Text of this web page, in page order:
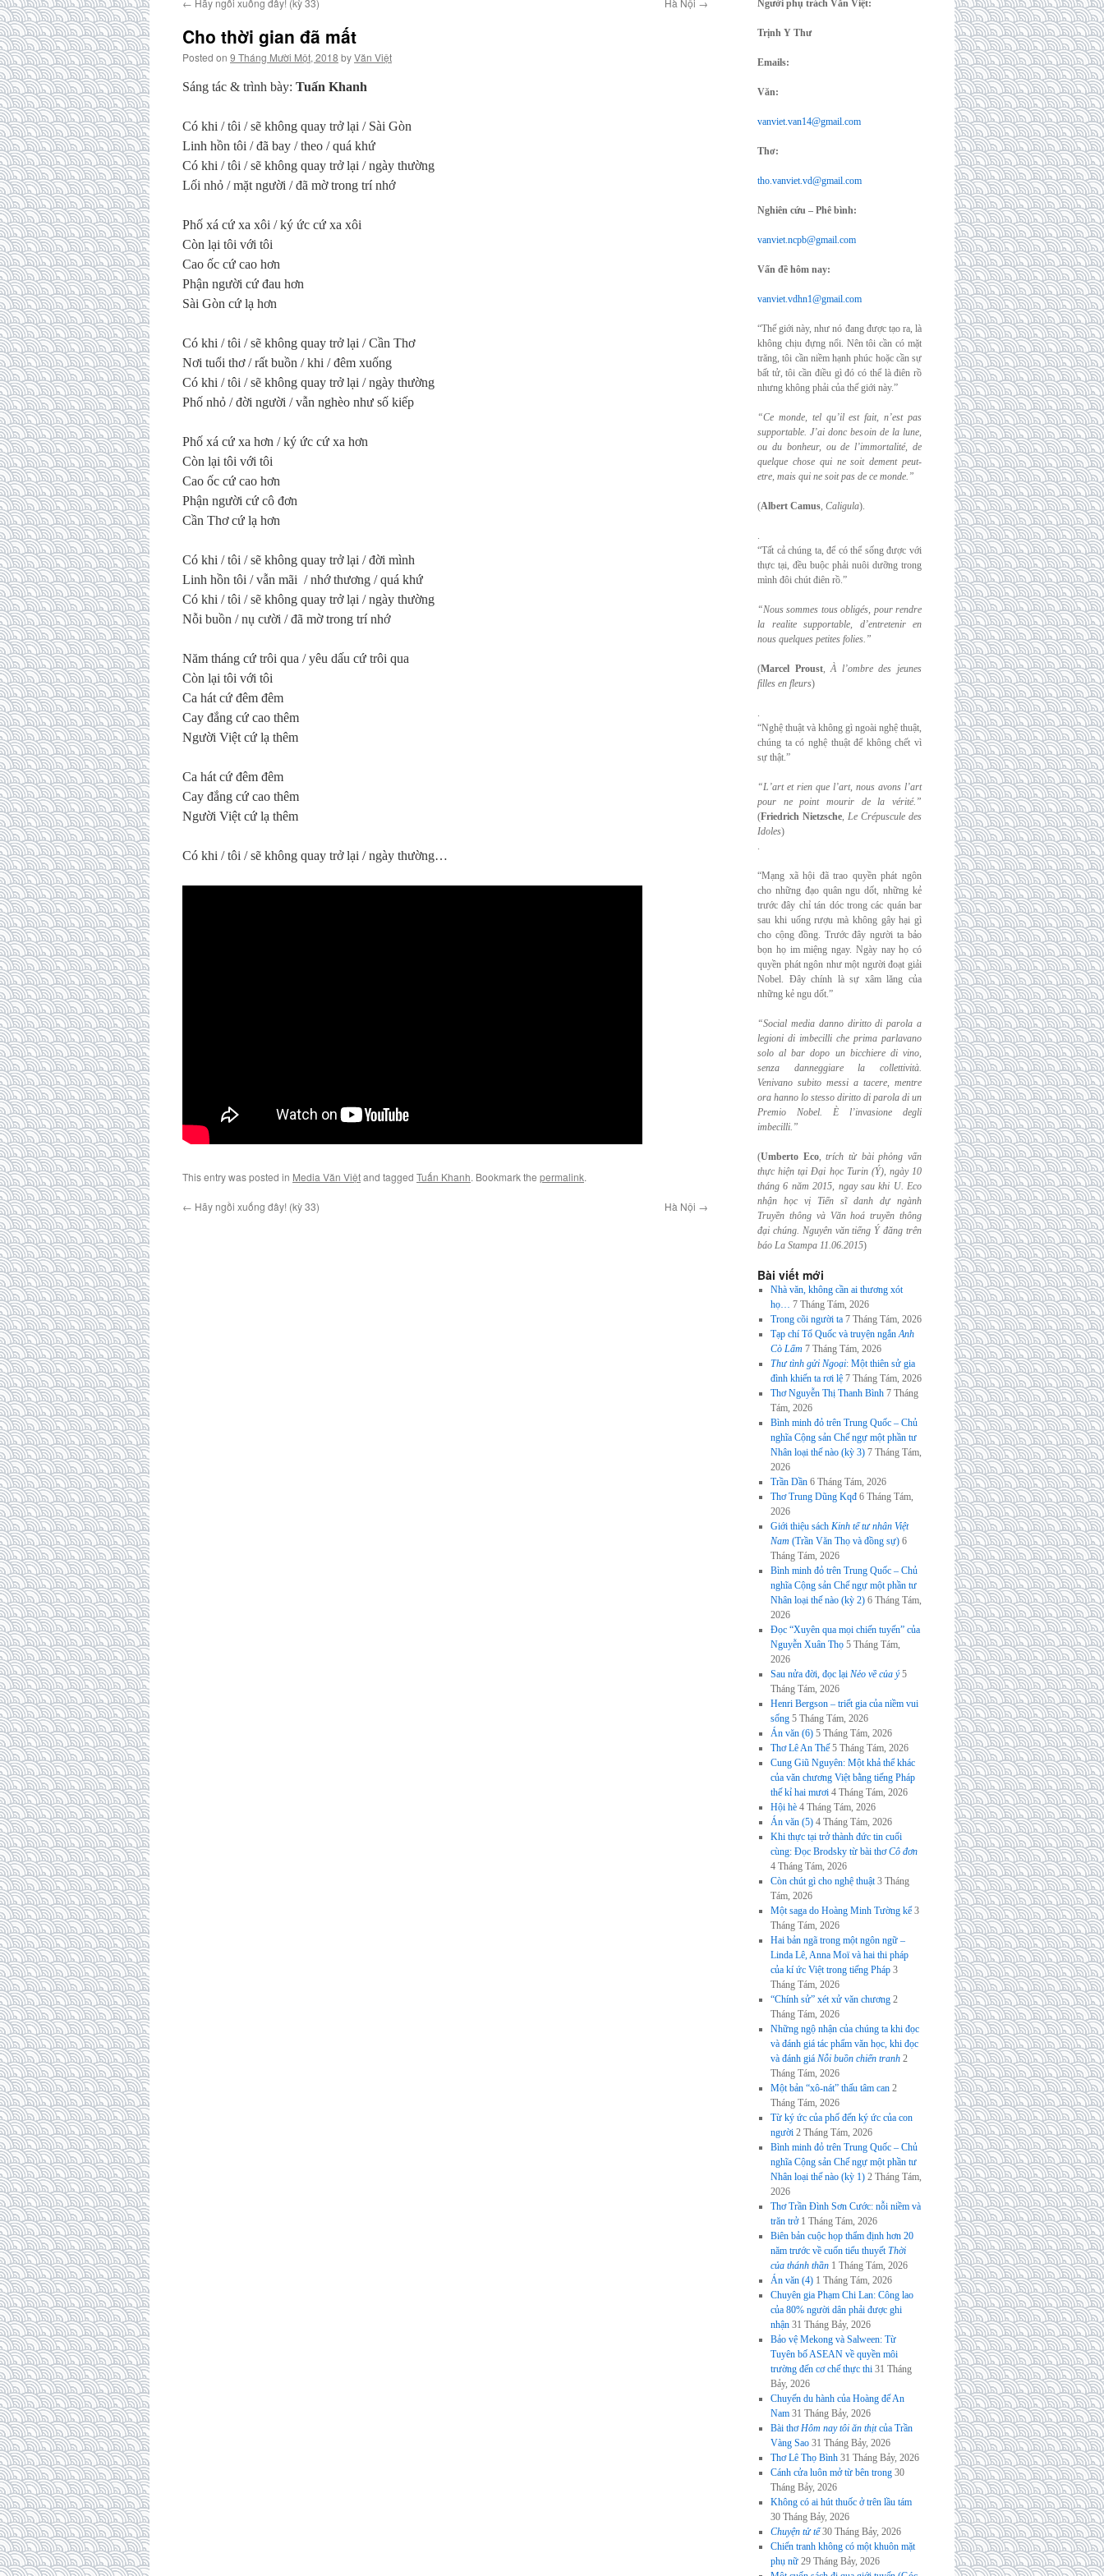
← Hãy ngồi xuống đây! (kỳ 33) Hà Nội →
Cho thời gian đã mất
Posted on 9 Tháng Mười Một, 2018 byVăn Việt
Sáng tác & trình bày: Tuấn Khanh
Có khi / tôi / sẽ không quay trở lại / Sài Gòn
Linh hồn tôi / đã bay / theo / quá khứ
Có khi / tôi / sẽ không quay trở lại / ngày thường
Lối nhỏ / mặt người / đã mờ trong trí nhớ
Phố xá cứ xa xôi / ký ức cứ xa xôi
Còn lại tôi với tôi
Cao ốc cứ cao hơn
Phận người cứ đau hơn
Sài Gòn cứ lạ hơn
Có khi / tôi / sẽ không quay trở lại / Cần Thơ
Nơi tuổi thơ / rất buồn / khi / đêm xuống
Có khi / tôi / sẽ không quay trở lại / ngày thường
Phố nhỏ / đời người / vẫn nghèo như số kiếp
Phố xá cứ xa hơn / ký ức cứ xa hơn
Còn lại tôi với tôi
Cao ốc cứ cao hơn
Phận người cứ cô đơn
Cần Thơ cứ lạ hơn
Có khi / tôi / sẽ không quay trở lại / đời mình
Linh hồn tôi / vẫn mãi / nhớ thương / quá khứ
Có khi / tôi / sẽ không quay trở lại / ngày thường
Nỗi buồn / nụ cười / đã mờ trong trí nhớ
Năm tháng cứ trôi qua / yêu dấu cứ trôi qua
Còn lại tôi với tôi
Ca hát cứ đêm đêm
Cay đắng cứ cao thêm
Người Việt cứ lạ thêm
Ca hát cứ đêm đêm
Cay đắng cứ cao thêm
Người Việt cứ lạ thêm
Có khi / tôi / sẽ không quay trở lại / ngày thường…
This entry was posted in Media Văn Việtand tagged Tuấn Khanh. Bookmark the permalink.
← Hãy ngồi xuống đây! (kỳ 33) Hà Nội →
Người phụ trách Văn Việt:
Trịnh Y Thư
Emails:
Văn:
vanviet.van14@gmail.com
Thơ:
tho.vanviet.vd@gmail.com
Nghiên cứu – Phê bình:
vanviet.ncpb@gmail.com
Vấn đề hôm nay:
vanviet.vdhn1@gmail.com
“Thế giới này, như nó đang được tạo ra, là
không chịu đựng nổi. Nên tôi cần có mặt
trăng, tôi cần niềm hạnh phúc hoặc cần sự
bất tử, tôi cần điều gì đó có thể là điên rồ
nhưng không phải của thế giới này.”
“Ce monde, tel qu’il est fait, n’est pas
supportable. J’ai donc besoin de la lune,
ou du bonheur, ou de l’immortalité, de
quelque chose qui ne soit dement peut-
etre, mais qui ne soit pas de ce monde.”
(Albert Camus, Caligula).
.
“Tất cả chúng ta, để có thể sống được với
thực tại, đều buộc phải nuôi dưỡng trong
mình đôi chút điên rồ.”
“Nous sommes tous obligés, pour rendre
la realite supportable, d’entretenir en
nous quelques petites folies.”
(Marcel Proust,À l’ombre des jeunes
filles en fleurs)
.
“Nghệ thuật và không gì ngoài nghệ thuật,
chúng ta có nghệ thuật để không chết vì
sự thật.”
“L’art et rien que l’art, nous avons l’art
pour ne point mourir de la vérité.”
(Friedrich Nietzsche, Le Crépuscule des
Idoles)
.
“Mạng xã hội đã trao quyền phát ngôn
cho những đạo quân ngu dốt, những kẻ
trước đây chỉ tán dóc trong các quán bar
sau khi uống rượu mà không gây hại gì
cho cộng đồng. Trước đây người ta bảo
bọn họ im miệng ngay. Ngày nay họ có
quyền phát ngôn như một người đoạt giải
Nobel. Đây chính là sự xâm lăng của
những kẻ ngu dốt.”
“Social media danno diritto di parola a
legioni di imbecilli che prima parlavano
solo albar dopo un bicchiere di vino,
senza danneggiare la collettività.
Venivano subito messi a tacere, mentre
ora hanno lo stesso diritto di parola di un
Premio Nobel. È l’invasione degli
imbecilli.”
(Umberto Eco,trích từ bài phỏng vấn
thực hiện tại Đại học Turin (Ý), ngày 10
tháng 6 năm 2015, ngay sau khi U. Eco
nhận học vị Tiến sĩ danh dự ngành
Truyền thông và Văn hoá truyền thông
đại chúng. Nguyên văn tiếng Ý đăng trên
báo La Stampa 11.06.2015)
Bài viết mới
Nhà văn, không cần ai thương xót
họ… 7 Tháng Tám, 2026
Trong cõi người ta 7 Tháng Tám, 2026
Tạp chí Tổ Quốc và truyện ngắnAnh
Cò Lấm 7 Tháng Tám, 2026
Thư tình gửi Ngoại: Một thiên sử gia
đình khiến ta rơi lệ 7 Tháng Tám, 2026
Thơ Nguyễn Thị Thanh Bình 7 Tháng
Tám, 2026
Bình minh đỏ trên Trung Quốc – Chủ
nghĩa Cộng sản Chế ngự một phần tư
Nhân loại thế nào (kỳ 3) 7 Tháng Tám,
2026
Trần Dần 6 Tháng Tám, 2026
Thơ Trung Dũng Kqđ 6 Tháng Tám,
2026
Giới thiệu sách Kinh tế tư nhân Việt
Nam (Trần Văn Thọ và đồng sự) 6
Tháng Tám, 2026
Bình minh đỏ trên Trung Quốc – Chủ
nghĩa Cộng sản Chế ngự một phần tư
Nhân loại thế nào (kỳ 2) 6 Tháng Tám,
2026
Đọc “Xuyên qua mọi chiến tuyến” của
Nguyễn Xuân Thọ 5 Tháng Tám,
2026
Sau nửa đời, đọc lại Nẻo về của ý 5
Tháng Tám, 2026
Henri Bergson – triết gia của niềm vui
sống 5 Tháng Tám, 2026
Án văn (6) 5 Tháng Tám, 2026
Thơ Lê An Thế 5 Tháng Tám, 2026
Cung Giũ Nguyên: Một khả thể khác
của văn chương Việt bằng tiếng Pháp
thế kỉ hai mươi 4 Tháng Tám, 2026
Hội hè 4 Tháng Tám, 2026
Án văn (5) 4 Tháng Tám, 2026
Khi thực tại trở thành đức tin cuối
cùng: Đọc Brodsky từ bài thơCô đơn
4 Tháng Tám, 2026
Còn chút gì cho nghệ thuật 3 Tháng
Tám, 2026
Một saga do Hoàng Minh Tường kể 3
Tháng Tám, 2026
Hai bản ngã trong một ngôn ngữ –
Linda Lê, Anna Moï và hai thi pháp
của kí ức Việt trong tiếng Pháp 3
Tháng Tám, 2026
“Chính sử” xét xử văn chương 2
Tháng Tám, 2026
Những ngộ nhận của chúng ta khi đọc
và đánh giá tác phẩm văn học, khi đọc
và đánh giá Nỗi buồn chiến tranh 2
Tháng Tám, 2026
Một bản “xô-nát” thấu tâm can 2
Tháng Tám, 2026
Từ ký ức của phố đến ký ức của con
người 2 Tháng Tám, 2026
Bình minh đỏ trên Trung Quốc – Chủ
nghĩa Cộng sản Chế ngự một phần tư
Nhân loại thế nào (kỳ 1) 2 Tháng Tám,
2026
Thơ Trần Đình Sơn Cước: nỗi niềm và
trăn trở 1 Tháng Tám, 2026
Biên bản cuộc họp thẩm định hơn 20
năm trước về cuốn tiểu thuyếtThời
của thánh thần 1 Tháng Tám, 2026
Án văn (4) 1 Tháng Tám, 2026
Chuyên gia Phạm Chi Lan: Công lao
của 80% người dân phải được ghi
nhận 31 Tháng Bảy, 2026
Bảo vệ Mekong và Salween: Từ
Tuyên bố ASEAN về quyền môi
trường đến cơ chế thực thi 31 Tháng
Bảy, 2026
Chuyến du hành của Hoàng đế An
Nam 31 Tháng Bảy, 2026
Bài thơHôm nay tôi ăn thịtcủa Trần
Vàng Sao 31 Tháng Bảy, 2026
Thơ Lê Thọ Bình 31 Tháng Bảy, 2026
Cánh cửa luôn mở từ bên trong 30
Tháng Bảy, 2026
Không có ai hút thuốc ở trên lầu tám
30 Tháng Bảy, 2026
Chuyện tử tế 30 Tháng Bảy, 2026
Chiến tranh không có một khuôn mặt
phụ nữ 29 Tháng Bảy, 2026